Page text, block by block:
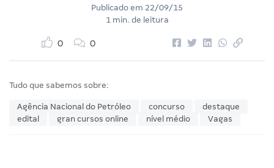
Publicado em 22/09/15
1 min. de leitura
0 0
Tudo que sabemos sobre:
Agência Nacional do Petróleo concurso
destaque
edital
gran cursos online nível médio Vagas